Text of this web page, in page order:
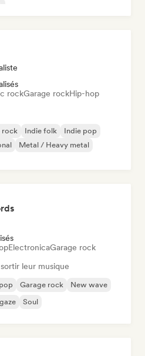
rockGarage rockHip-hop
rock Indie folk
Indie pop
Metal / Heavy metal
ElectronicaGarage rock
leur musique
Garage rock
New wave
Soul